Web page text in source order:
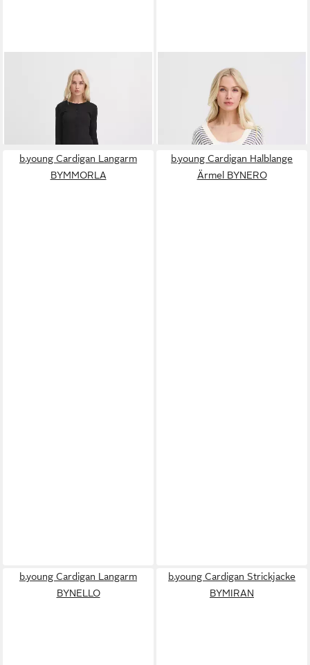
Cardigan
Strickjacke BYUNICA
Cardigan Langarm
BYMIKALA
b.young Cardigan Langarm
BYMMORLA
b.young Cardigan Halblange
Ärmel BYNERO
b.young Cardigan Langarm
BYNELLO
b.young Cardigan Strickjacke
BYMIRAN